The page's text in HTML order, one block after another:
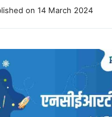
on 14 March 2024